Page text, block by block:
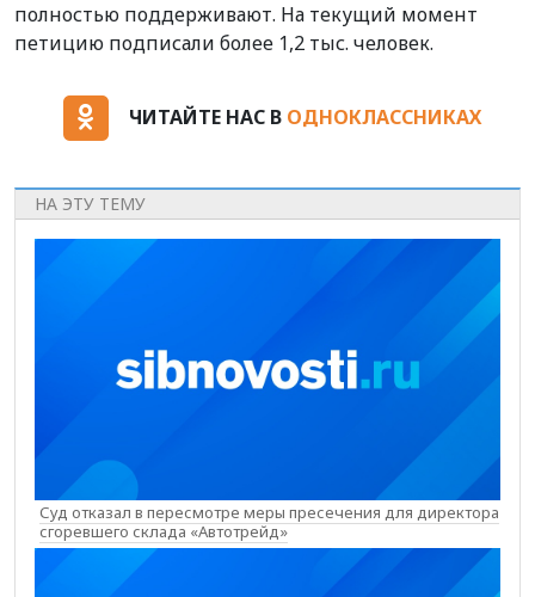
полностью поддерживают. На текущий момент
петицию подписали более 1,2 тыс. человек.
ЧИТАЙТЕ НАС В ОДНОКЛАССНИКАХ
НА ЭТУ ТЕМУ
Суд отказал в пересмотре меры пресечения для директора
сгоревшего склада «Автотрейд»